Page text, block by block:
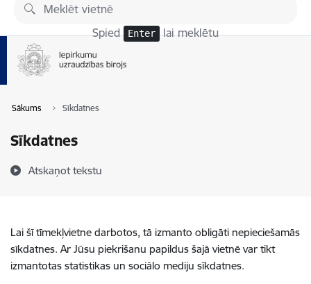
Pāriet uz lapas saturu
Spied Enter lai meklētu
Sākums Sīkdatnes
Sīkdatnes
Atskaņot tekstu
Lai šī tīmekļvietne darbotos, tā izmanto obligāti nepieciešamās
sīkdatnes. Ar Jūsu piekrišanu papildus šajā vietnē var tikt
izmantotas statistikas un sociālo mediju sīkdatnes.